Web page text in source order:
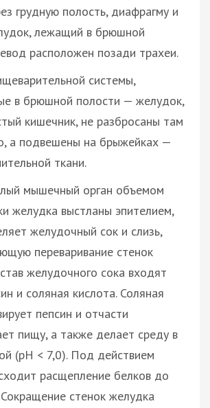
грудную полость, диафрагму и
лежащий в брюшной
расположен позади трахеи.
системы,
в брюшной полости — желудок,
кишечник, не разбросаны там
а подвешены на брыжейках —
ткани.
мышечный орган объемом
желудка выстланы эпителием,
желудочный сок и слизь,
переваривание стенок
желудочного сока входят
и соляная кислота. Соляная
пепсин и отчасти
пищу, а также делает среду в
(рН < 7,0). Под действием
расщепление белков до
стенок желудка